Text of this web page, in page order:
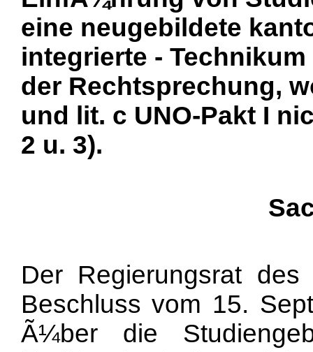
eine neugebildete
integrierte -
der Rechtsprechung,
und lit. c UNO-Pakt I
2 u. 3).
Der Regierungsrat
Beschluss vom 15.
Ã¼ber die